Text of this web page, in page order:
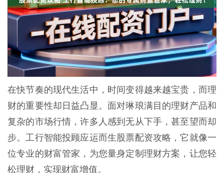
在快节奏的现代生活中，时间变得越来越宝贵，而理
财的重要性却日益凸显。面对琳琅满目的理财产品和
复杂的市场行情，许多人感到无从下手，甚至望而却
步。工行智能投顾应运而生股票配资攻略，它就像一
位专业的财富管家，为您量身定制理财方案，让您轻
松理财，实现财富增值。